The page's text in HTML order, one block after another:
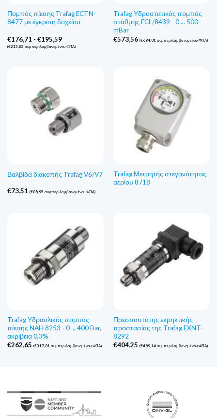
Πομπός πίεσης Trafag ECTN-
8477 με έγκριση δοχείου
€176,71 - €195,59Εύρος
τιμών:
(€213,82 συμπεριλαμβανομένου ΦΠΑ)
Trafag Υδροστατικός πομπός
στάθμης ECL/8439 - 0 ... 500
mBar
€573,56 (€694,01 συμπεριλαμβανομένου ΦΠΑ)
Βαλβίδα διακοπής Trafag V6/V7
€73,51 (€88,95 συμπεριλαμβανομένου ΦΠΑ)
Trafag Μετρητής στεγανότητας
αερίου 8718
Trafag Υδραυλικός πομπός
πίεσης NAH 8253 - 0 ... 400 Bar,
ακρίβεια 0,3%
€262,65 (€317,81 συμπεριλαμβανομένου ΦΠΑ)
Πρεσσοστάτης εκρηκτικής
προστασίας της Trafag EXNT-
8292
€404,25 (€489,14συμπεριλαμβανομένου ΦΠΑ)